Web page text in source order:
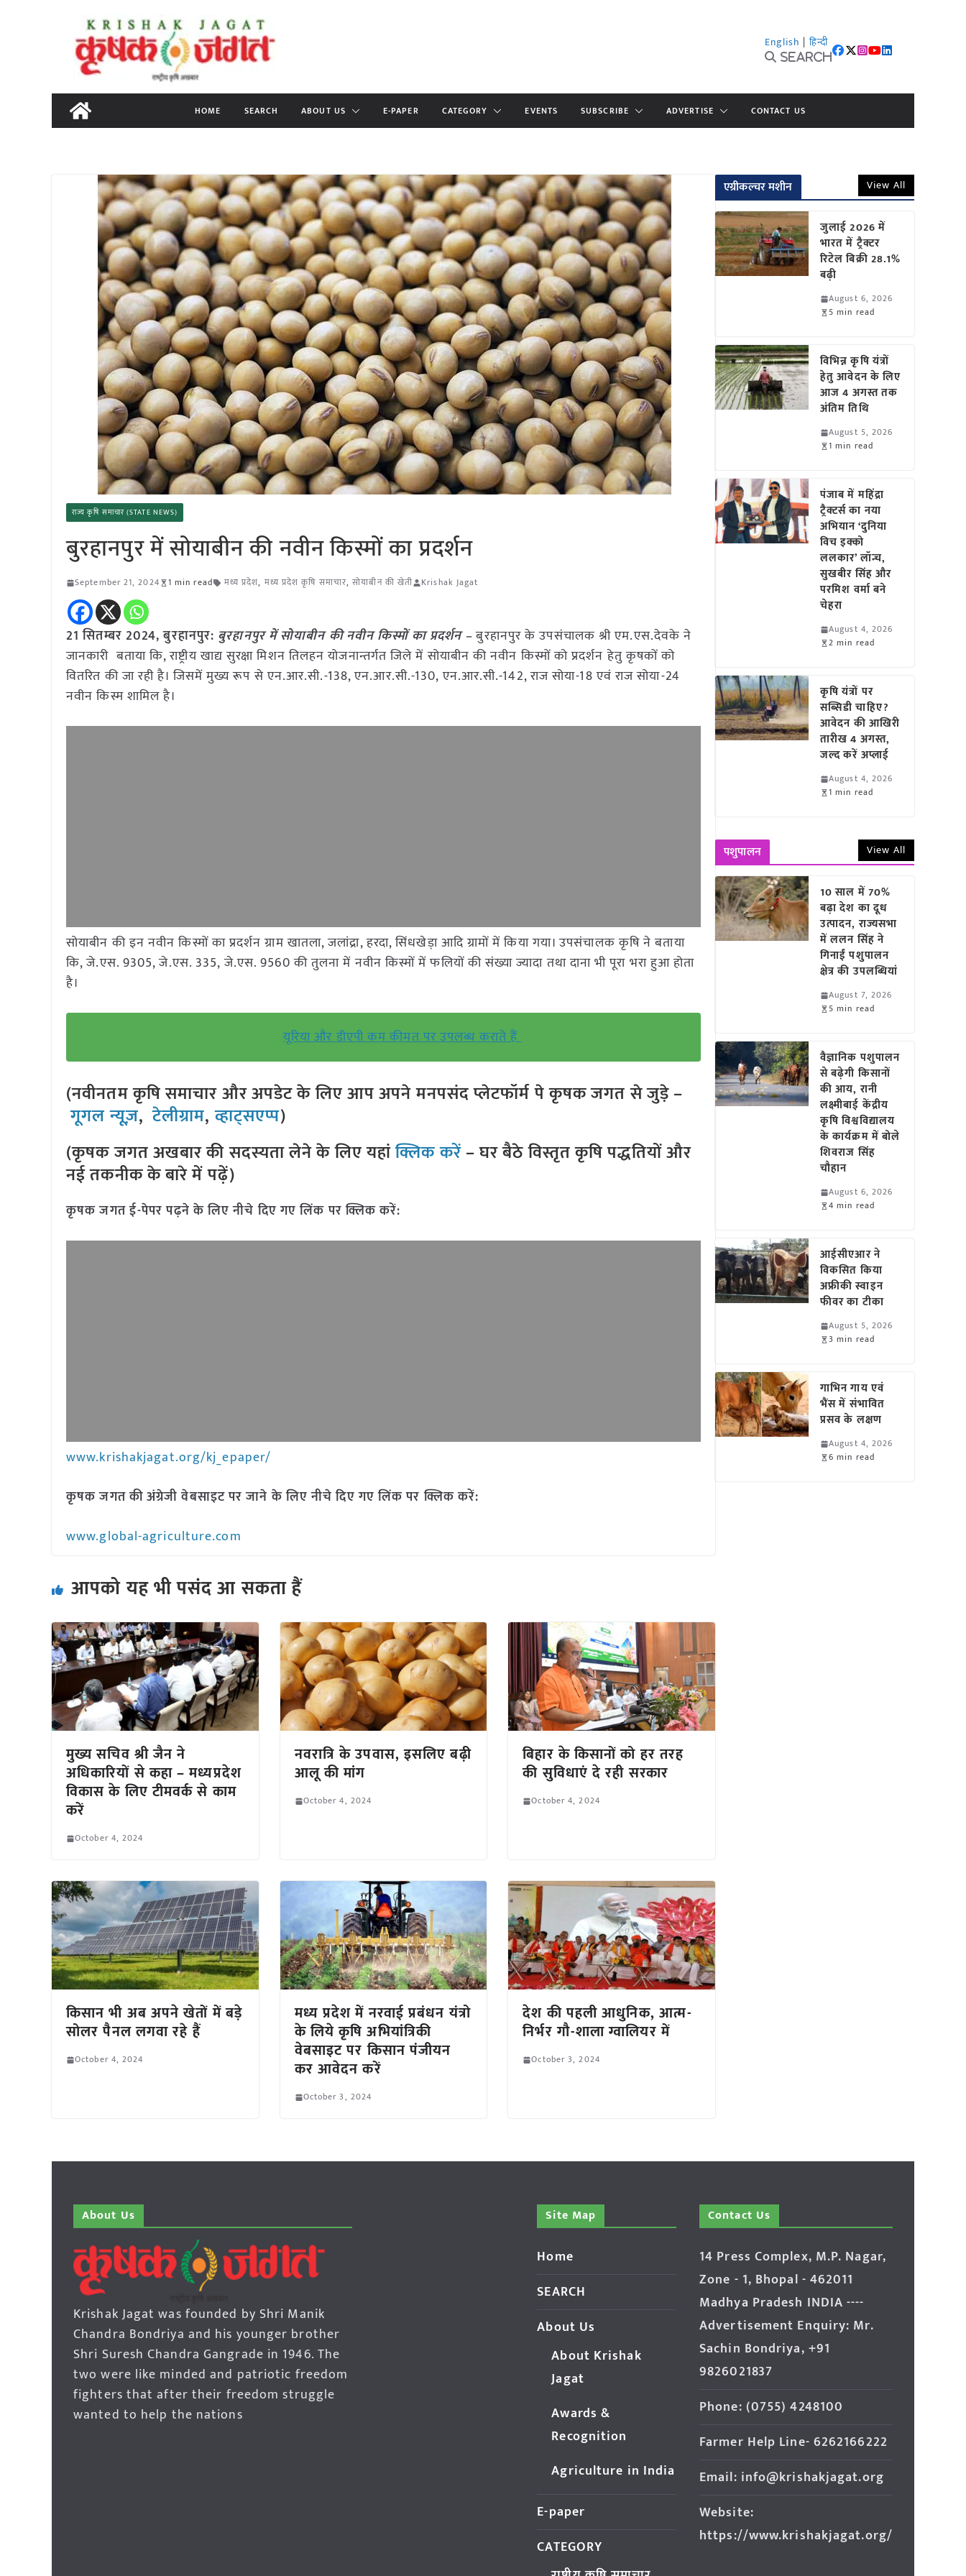
content
English | हिन्दी
Search
HOME SEARCH ABOUT US E-PAPER CATEGORY EVENTS SUBSCRIBE ADVERTISE CONTACT US
राज्य कृषि समाचार (STATE NEWS)
बुरहानपुर में सोयाबीन की नवीन किस्मों का प्रदर्शन
September 21, 2024 1 min read मध्य प्रदेश, मध्य प्रदेश कृषि समाचार,सोयाबीन की खेती Krishak Jagat
21 सितम्बर 2024, बुरहानपुर: बुरहानपुर में सोयाबीन की नवीन किस्मों का प्रदर्शन –बुरहानपुर के उपसंचालक श्री एम.एस.देवके ने
जानकारी बताया कि, राष्ट्रीय खाद्य सुरक्षा मिशन तिलहन योजनान्तर्गत जिले में सोयाबीन की नवीन किस्मों को प्रदर्शन हेतु कृषकों को
वितरित की जा रही है। जिसमें मुख्य रूप से एन.आर.सी.-138, एन.आर.सी.-130, एन.आर.सी.-142, राज सोया-18 एवं राज सोया-24
नवीन किस्म शामिल है।
सोयाबीन की इन नवीन किस्मों का प्रदर्शन ग्राम खातला, जलांद्रा, हरदा, सिंधखेड़ा आदि ग्रामों में किया गया। उपसंचालक कृषि ने बताया
कि, जे.एस. 9305, जे.एस. 335, जे.एस. 9560 की तुलना में नवीन किस्मों में फलियों की संख्या ज्यादा तथा दाना भी पूरा भरा हुआ होता
है।
यूरिया और डीएपी कम कीमत पर उपलब्ध कराते हैं
(नवीनतम कृषि समाचार और अपडेट के लिए आप अपने मनपसंद प्लेटफॉर्म पे कृषक जगत से जुड़े –
गूगल न्यूज़,टेलीग्राम,व्हाट्सएप्प)
(कृषक जगत अखबार की सदस्यता लेने के लिए यहांक्लिक करें– घर बैठे विस्तृत कृषि पद्धतियों और
नई तकनीक के बारे में पढ़ें)
कृषक जगत ई-पेपर पढ़ने के लिए नीचे दिए गए लिंक पर क्लिक करें:
www.krishakjagat.org/kj_epaper/
कृषक जगत की अंग्रेजी वेबसाइट पर जाने के लिए नीचे दिए गए लिंक पर क्लिक करें:
www.global-agriculture.com
आपको यह भी पसंद आ सकता हैं
मुख्य सचिव श्री जैन ने
अधिकारियों से कहा – मध्यप्रदेश
विकास के लिए टीमवर्क से काम
करें
October 4, 2024
नवरात्रि के उपवास, इसलिए बढ़ी
आलू की मांग
October 4, 2024
बिहार के किसानों को हर तरह
की सुविधाएं दे रही सरकार
October 4, 2024
किसान भी अब अपने खेतों में बड़े
सोलर पैनल लगवा रहे हैं
October 4, 2024
मध्य प्रदेश में नरवाई प्रबंधन यंत्रो
के लिये कृषि अभियांत्रिकी
वेबसाइट पर किसान पंजीयन
कर आवेदन करें
October 3, 2024
देश की पहली आधुनिक, आत्म-
निर्भर गौ-शाला ग्वालियर में
October 3, 2024
एग्रीकल्चर मशीन View All
जुलाई 2026 में
भारत में ट्रैक्टर
रिटेल बिक्री 28.1%
बढ़ी
August 6, 2026
5 min read
विभिन्न कृषि यंत्रों
हेतु आवेदन के लिए
आज 4 अगस्त तक
अंतिम तिथि
August 5, 2026
1 min read
पंजाब में महिंद्रा
ट्रैक्टर्स का नया
अभियान ‘दुनिया
विच इक्को
ललकार’ लॉन्च,
सुखबीर सिंह और
परमिश वर्मा बने
चेहरा
August 4, 2026
2 min read
कृषि यंत्रों पर
सब्सिडी चाहिए?
आवेदन की आखिरी
तारीख 4 अगस्त,
जल्द करें अप्लाई
August 4, 2026
1 min read
पशुपालन View All
10 साल में 70%
बढ़ा देश का दूध
उत्पादन, राज्यसभा
में ललन सिंह ने
गिनाईं पशुपालन
क्षेत्र की उपलब्धियां
August 7, 2026
5 min read
वैज्ञानिक पशुपालन
से बढ़ेगी किसानों
की आय, रानी
लक्ष्मीबाई केंद्रीय
कृषि विश्वविद्यालय
के कार्यक्रम में बोले
शिवराज सिंह
चौहान
August 6, 2026
4 min read
आईसीएआर ने
विकसित किया
अफ्रीकी स्वाइन
फीवर का टीका
August 5, 2026
3 min read
गाभिन गाय एवं
भैंस में संभावित
प्रसव के लक्षण
August 4, 2026
6 min read
About Us
Krishak Jagat was founded by Shri Manik
Chandra Bondriya and his younger brother
Shri Suresh Chandra Gangrade in 1946. The
two were like minded and patriotic freedom
fighters that after their freedom struggle
wanted to help the nations
Site Map
Home
SEARCH
About Us
About Krishak
Jagat
Awards &
Recognition
Agriculture in India
E-paper
CATEGORY
Contact Us
14 Press Complex, M.P. Nagar,
Zone - 1, Bhopal - 462011
Madhya Pradesh INDIA ----
Advertisement Enquiry: Mr.
Sachin Bondriya, +91
9826021837
Phone: (0755) 4248100
Farmer Help Line- 6262166222
Email: info@krishakjagat.org
Website:
https://www.krishakjagat.org/